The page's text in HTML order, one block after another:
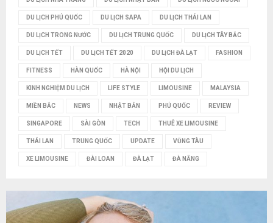
DU LỊCH PHÚ QUỐC DU LỊCH SAPA DU LỊCH THÁI LAN
DU LỊCH TRONG NƯỚC DU LỊCH TRUNG QUỐC DU LỊCH TÂY BẮC
DU LỊCH TẾT DU LỊCH TẾT 2020 DU LỊCH ĐÀ LẠT FASHION
FITNESS HÀN QUỐC HÀ NỘI HỘI DU LỊCH
KINH NGHIỆM DU LỊCH LIFE STYLE LIMOUSINE MALAYSIA
MIỀN BẮC NEWS NHẬT BẢN PHÚ QUỐC REVIEW
SINGAPORE SÀI GÒN TECH THUÊ XE LIMOUSINE
THÁI LAN TRUNG QUỐC UPDATE VŨNG TÀU
XE LIMOUSINE ĐÀI LOAN ĐÀ LẠT ĐÀ NẴNG